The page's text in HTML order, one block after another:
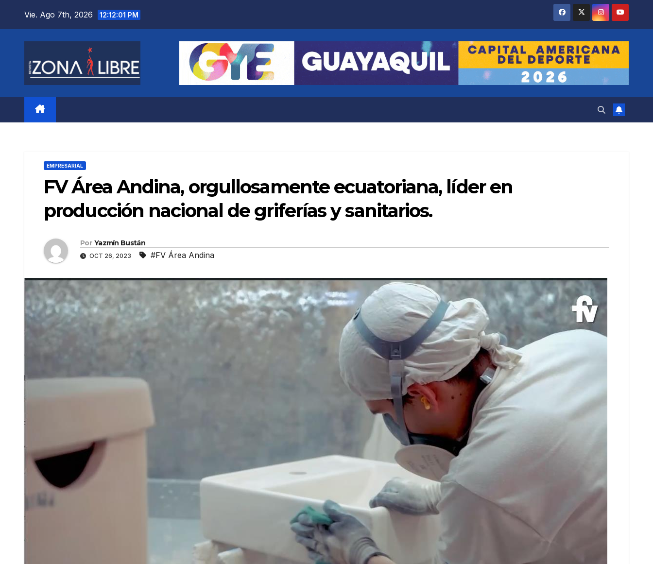
Vie. Ago 7th, 2026 12:12:03 PM
EMPRESARIAL
FV Área Andina, orgullosamente ecuatoriana, líder en
producción nacional de griferías y sanitarios.
Por Yazmín Bustán
OCT 26, 2023 #FV Área Andina